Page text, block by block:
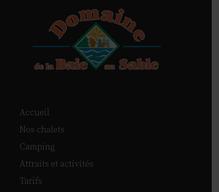
Accueil
Nos chalets
Camping
Attraits et activités
Tarifs